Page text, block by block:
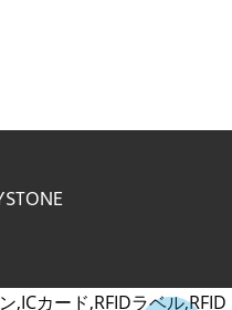
,ICカード,RFIDラベル,RFID